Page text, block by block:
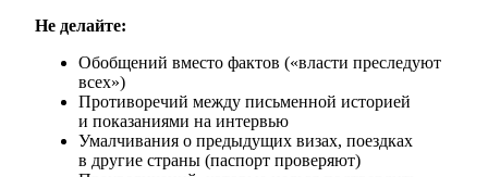
Не делайте:
Обобщений вместо фактов («власти преследуют
всех»)
Противоречий между письменной историей
и показаниями на интервью
Умалчивания о предыдущих визах, поездках
в другие страны (паспорт проверяют)